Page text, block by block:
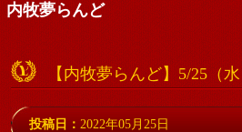
内牧夢らんど
【内牧夢らんど】5/25（
投稿日： 2022年05月25日